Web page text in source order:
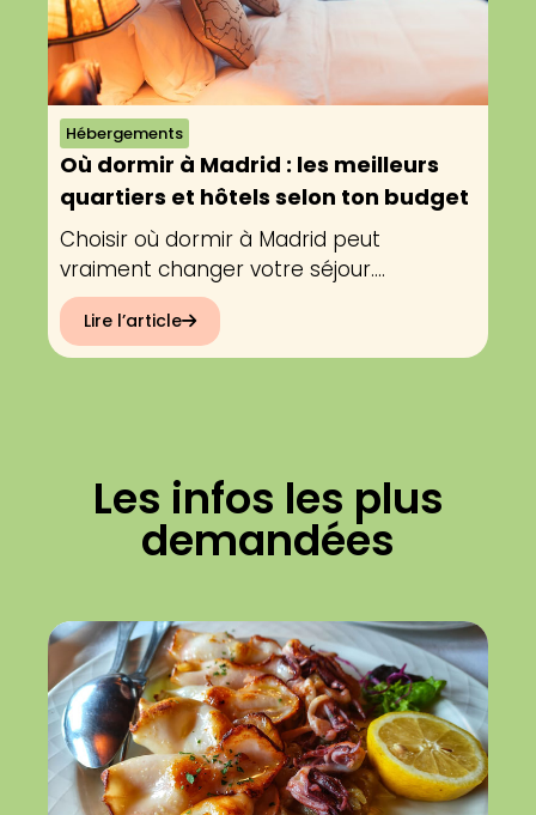
Hébergements
Où dormir à Madrid : les meilleurs
quartiers et hôtels selon ton budget
Choisir où dormir à Madrid peut
vraiment changer votre séjour....
Lire l’article
Les infos les plus
demandées